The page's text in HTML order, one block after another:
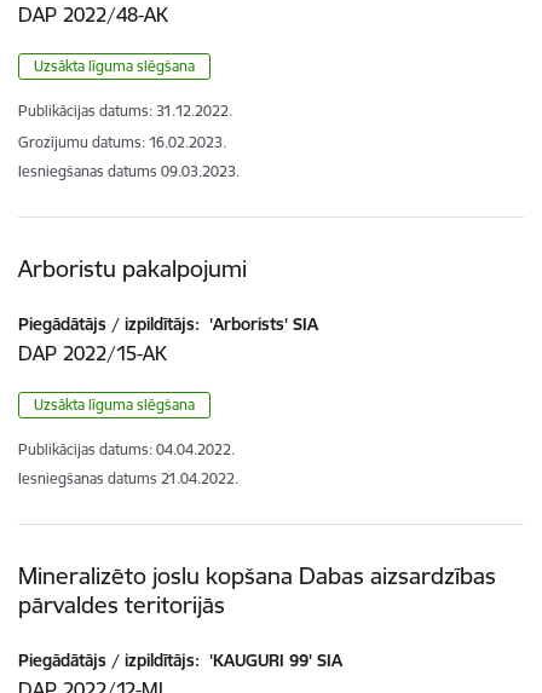
DAP 2022/48-AK
Uzsākta līguma slēgšana
Publikācijas datums: 31.12.2022.
Grozījumu datums: 16.02.2023.
Iesniegšanas datums 09.03.2023.
Arboristu pakalpojumi
Piegādātājs / izpildītājs: 'Arborists' SIA
DAP 2022/15-AK
Uzsākta līguma slēgšana
Publikācijas datums: 04.04.2022.
Iesniegšanas datums 21.04.2022.
Mineralizēto joslu kopšana Dabas aizsardzības
pārvaldes teritorijās
Piegādātājs / izpildītājs: 'KAUGURI 99' SIA